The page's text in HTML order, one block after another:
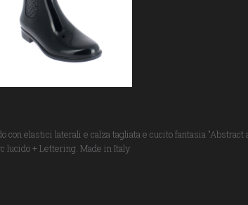
con elastici laterali e calza tagliata e cucito fantasia "Abstract
lucido + Lettering. Made in Italy